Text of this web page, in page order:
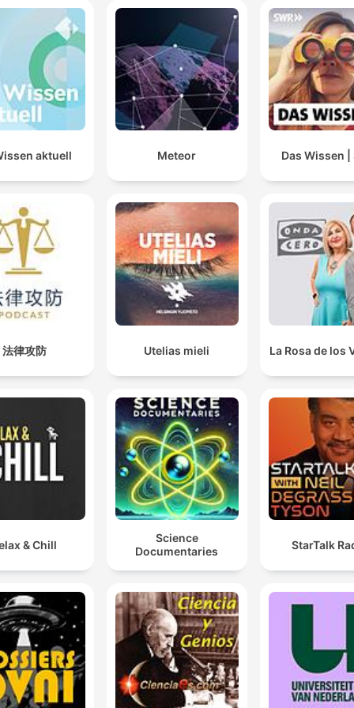
aktuell Meteor Das Wissen |
法律攻防 Utelias mieli La Rosa de los
& Chill
Science
Documentaries
StarTalk